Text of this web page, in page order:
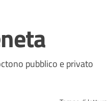
pubblico e privato